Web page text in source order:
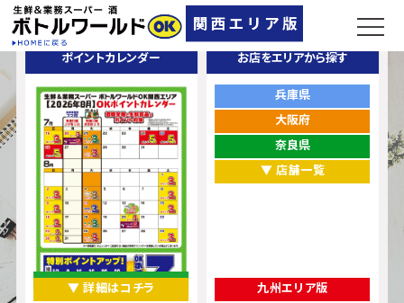
ポイントカレンダー
▼ 詳細はコチラ
お店をエリアから探す
兵庫県
大阪府
奈良県
▼ 店舗一覧
九州エリア版